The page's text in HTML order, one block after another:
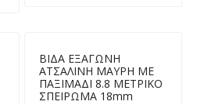
ΒΙΔΑ ΕΞΑΓΩΝΗ
ΑΤΣΑΛΙΝΗ ΜΑΥΡΗ ΜΕ
ΠΑΞΙΜΑΔΙ 8.8 ΜΕΤΡΙΚΟ
ΣΠΕΙΡΩΜΑ 18mm